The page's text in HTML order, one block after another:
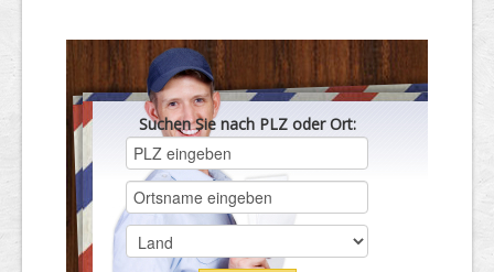
Suchen Sie nach PLZ oder Ort: